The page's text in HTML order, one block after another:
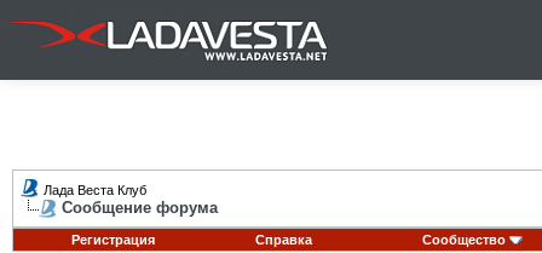
Лада Веста Клуб
Сообщение форума
Регистрация Справка Сообщество